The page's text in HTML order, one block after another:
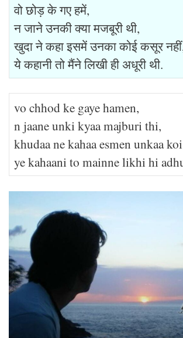
वो छोड़ के गए हमें,
न जाने उनकी क्या मजबूरी थी,
खुदा ने कहा इसमें उनका कोई कसूर
ये कहानी तो मैंने लिखी ही अधूरी थी.
vo chhod ke gaye hamen,
n jaane unki kyaa majburi thi,
khudaa ne kahaa esmen unkaa
ye kahaani to mainne likhi hi